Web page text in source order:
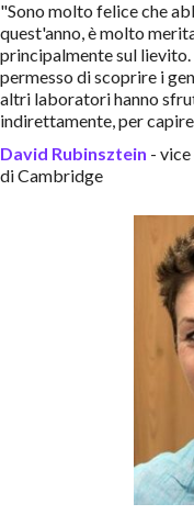
"Sono molto felice che
quest'anno, è molto
principalmente sul
permesso di scoprire i
altri laboratori hanno
indirettamente, per
David Rubinsztein -
di Cambridge